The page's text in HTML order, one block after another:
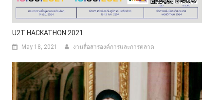
U2T HACKATHON 2021
May 18, 2021 งานสื่อสารองค์การและการตลาด